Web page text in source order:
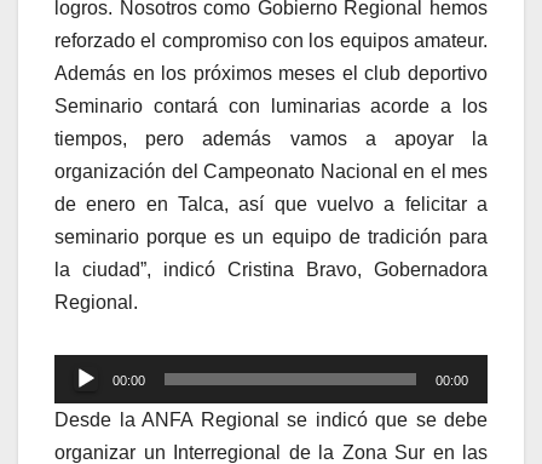
logros. Nosotros como Gobierno Regional hemos
reforzado el compromiso con los equipos amateur.
Además en los próximos meses el club deportivo
Seminario contará con luminarias acorde a los
tiempos, pero además vamos a apoyar la
organización del Campeonato Nacional en el mes
de enero en Talca, así que vuelvo a felicitar a
seminario porque es un equipo de tradición para
la ciudad”, indicó Cristina Bravo, Gobernadora
Regional.
Reproductor
de
00:00 00:00
Desde la ANFA Regional se indicó que se debe
organizar un Interregional de la Zona Sur en las